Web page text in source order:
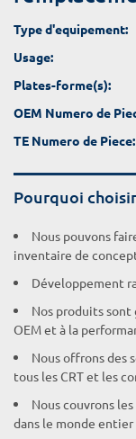
Type d'equipement:
Usage:
Plates-forme(s):
OEM Numero de
TE Numero de Piece:
Pourquoi
Nous pouvons
inventaire de
Développement
Nos produits
OEM et à la
Nous offrons des
tous les CRT et les
Nous couvrons
dans le monde entier